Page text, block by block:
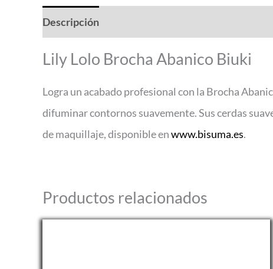
Descripción
Lily Lolo Brocha Abanico Biuki
Logra un acabado profesional con la Brocha
difuminar contornos suavemente. Sus cerdas
de maquillaje, disponible enwww.bisuma.es.
Productos relacionados